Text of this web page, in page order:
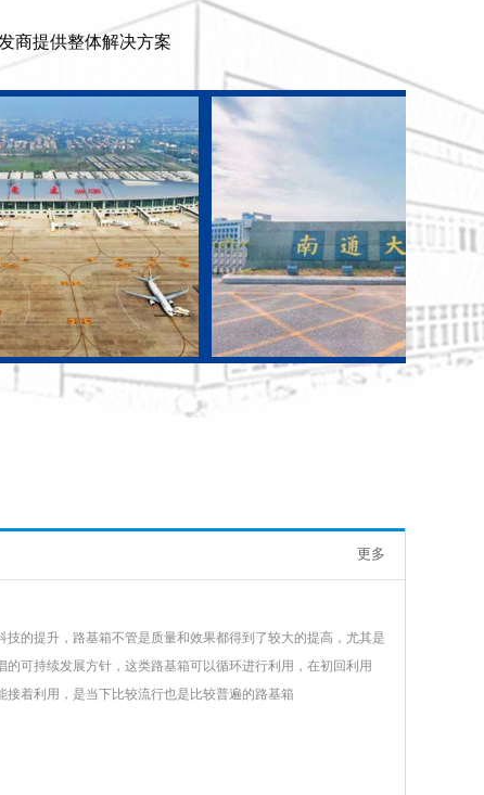
商提供整体解决方案
更多
技的提升，路基箱不管是质量和效果都得到了较大的提高，尤其是
的可持续发展方针，这类路基箱可以循环进行利用，在初回利用
接着利用，是当下比较流行也是比较普遍的路基箱